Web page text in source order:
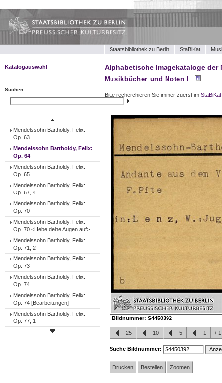
Staatsbibliothek zu Berlin StaBiKat
Katalogauswahl
Tonträger (Werke)
Tonträger (Interpreten)
Suchen
Mendelssohn Bartholdy, Felix:
Op. 63
Mendelssohn Bartholdy, Felix:
Op. 64
Mendelssohn Bartholdy, Felix:
Op. 65
Mendelssohn Bartholdy, Felix:
Op. 67, 4
Mendelssohn Bartholdy, Felix:
Op. 70
Mendelssohn Bartholdy, Felix:
Op. 70 <Hebe deine Augen auf>
Mendelssohn Bartholdy, Felix:
Op. 71, 2
Mendelssohn Bartholdy, Felix:
Op. 73
Mendelssohn Bartholdy, Felix:
Op. 74
Mendelssohn Bartholdy, Felix:
Op. 74 [Bearbeitungen]
Mendelssohn Bartholdy, Felix:
Op. 77, 1
Alphabetische Imagekataloge der
Musikbücher und Noten I
Bitte recherchieren Sie immer zuerst im StaBiKat.
Bildnummer:S4450392
− 25 − 10 − 5 − 1 +
Suche Bildnummer:
Drucken Bestellen Zoomen